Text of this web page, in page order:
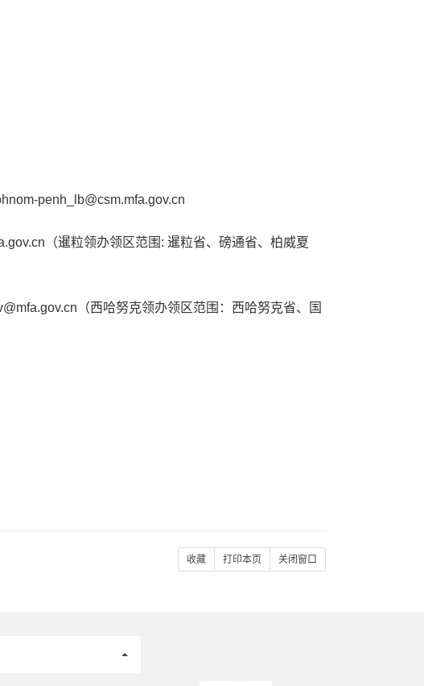
penh_lb@csm.mfa.gov.cn
（暹粒领办领区范围: 暹粒省、磅通省、柏威夏
（西哈努克领办领区范围：西哈努克省、国
收藏 打印本页 关闭窗口